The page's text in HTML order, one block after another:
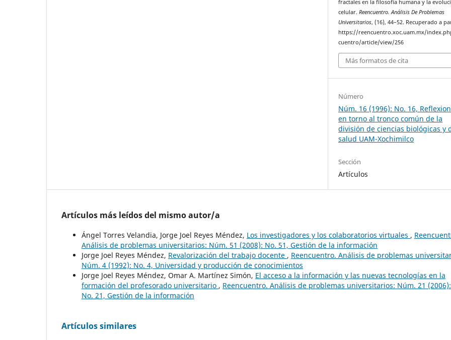
fractales en la filosofía humana y la
celular.Reencuentro. Análisis De Problemas
Universitarios, (16), 44–52. Recuperado a
https://reencuentro.xoc.uam.mx/
cuentro/article/view/256
Más formatos de cita
Número
Núm. 16 (1996): No. 16,
en torno al tronco común de la
división de ciencias biológicas y
salud UAM-Xochimilco
Sección
Artículos
Artículos más leídos del mismo autor/a
Ángel Torres Velandia, Jorge Joel Reyes Méndez, Los investigadores y los colaboratorios virtuales ,
Análisis de problemas universitarios: Núm. 51 (2008): No. 51, Gestión de la información
Jorge Joel Reyes Méndez, Revalorización del trabajo docente , Reencuentro. Análisis de problemas
Núm. 4 (1992): No. 4, Universidad y producción de conocimientos
Jorge Joel Reyes Méndez, Omar A. Martínez Simón, El acceso a la información y las nuevas tecnologías en la
formación del profesorado universitario , Reencuentro. Análisis de problemas universitarios: Núm. 21 (2006):
No. 21, Gestión de la información
Artículos similares